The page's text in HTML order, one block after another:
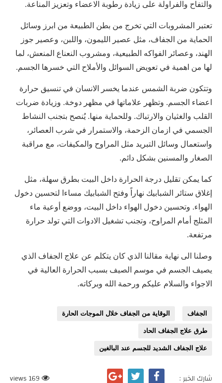
والتفاح والفراولة على زيادة رطوبة الاعضاء وتعزيز المناعة.
تعتبر المشروبات التي تخرج من بطن الطبيعة من ابرز وسائل
الحماية من الجفاف، مثل عصير الليمون، واللبن، وعصير جوز
الهند، وعصائر الفواكه الطبيعية، ومشروب النعناع المنعش، لما
لها من اهمية في تعويض السوائل والأملاح التي خسرها الجسم.
وتتكون ضربة الشمس عندما يخسر الانسان في تنسيق حرارة
اعضاء الجسم. وتظهر علاماتها في مظهر دوخة. وزيادة ضربات
القلب والغثيان والارتباك. وللحماية منها. يُنصح بتجنب النشاط
الجسمي في ازمان الزحمة، والاستمرار في شرب العصائر،
واستعمال وسائل التبريد مثل المراوح والمكيفات، مع مراقبة
الصغار والمسنين بشكل دائم.
كما يمكن تقليل درجة الحرارة داخل البيت بطرق سهلة، مثل
إغلاق ستائر الشبابيك نهاراً وفتح الشبابيك مساءا لتحسين دخول
الهواء. وتحسين دخول الهواء داخل البيت، ووضع أوعية ماء
المثلج أمام المراوح، وتجنب تشغيل الادوات التي تولد حرارة
مرتفعة.
وصلنا الى نهاية مقالنا الذي كان يتكلم عن علاج الجفاف الذي
يصيف الجسم في موسم الصيف بسبب الحرارة العالية في
الاجواء والسلام عليكم ورحمة الله وبركاته.
الجفاف الوقاية من الجفاف خلال الموجات الحارة
طرق علاج الجفاف الحاد
علاج الجفاف الشديد للجسم عند البالغين
شارك الخبر :